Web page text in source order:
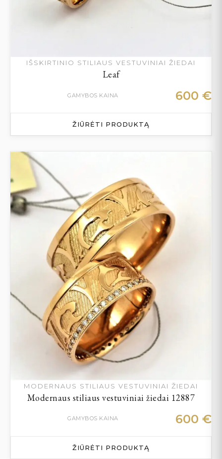
IŠSKIRTINIO STILIAUS VESTUVINIAI ŽIEDAI
Leaf
GAMYBOS KAINA 600 €
ŽIŪRĖTI PRODUKTĄ
MODERNAUS STILIAUS VESTUVINIAI ŽIEDAI
Modernaus stiliaus vestuviniai žiedai 12887
GAMYBOS KAINA 600 €
ŽIŪRĖTI PRODUKTĄ